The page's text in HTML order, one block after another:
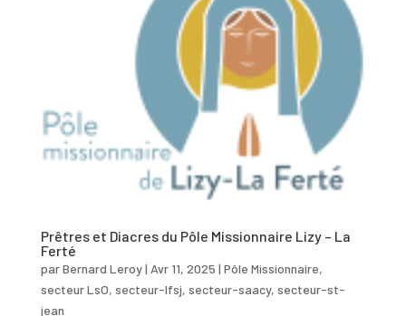
Prêtres et Diacres du Pôle Missionnaire Lizy – La
Ferté
parBernard Leroy| Avr 11, 2025 | Pôle Missionnaire,
secteur LsO, secteur-lfsj, secteur-saacy, secteur-st-
jean